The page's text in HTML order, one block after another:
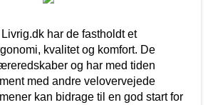
har de fastholdt et
kvalitet og komfort. De
og har med tiden
med andre velovervejede
kan bidrage til en god start for